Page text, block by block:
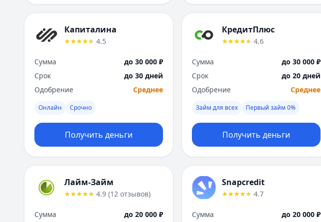
Капиталина
4.5
Сумма
до 30 000 ₽
Срок
до 30 дней
Одобрение
Среднее
Онлайн Срочно
Получить деньги
КредитПлюс
4.6
Сумма
до 30 000 ₽
Срок
до 20 дней
Одобрение
Среднее
Займ для всех Первый займ 0%
Получить деньги
Лайм-Займ
4.9 (12 отзывов)
Сумма до 20 000 ₽
Snapcredit
4.7
Сумма до 20 000 ₽